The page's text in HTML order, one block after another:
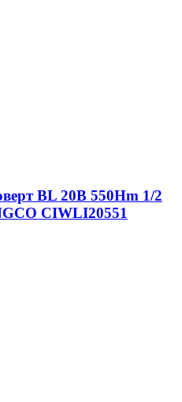
BL 20В 550Hm 1/2
CIWLI20551